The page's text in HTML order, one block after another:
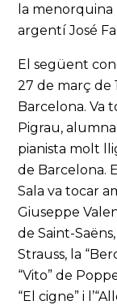
la menorquina
argentí José
El següent
27 de març de
Barcelona. Va
Pigrau,
pianista molt
de Barcelona.
Sala va tocar
Giuseppe
de Saint-
Strauss, la
“Vito” de
“El cigne” i